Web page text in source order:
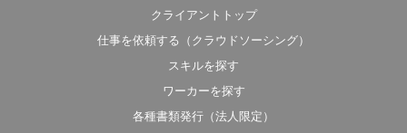
クライアントトップ
仕事を依頼する（クラウドソーシング）
スキルを探す
ワーカーを探す
各種書類発行（法人限定）